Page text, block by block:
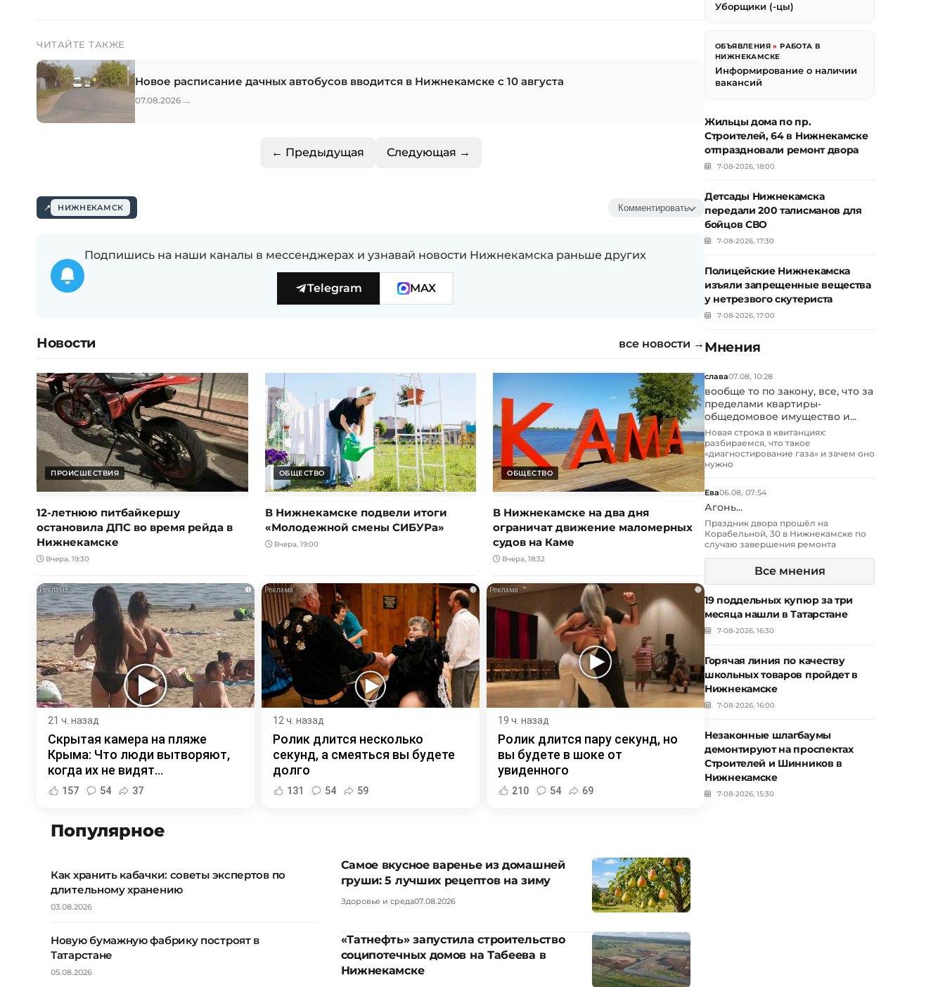
ЧИТАЙТЕ ТАКЖЕ
Новое расписание дачных автобусов вводится в Нижнекамске с 10 августа
07.08.2026 →
← Предыдущая Следующая →
НИЖНЕКАМСК Комментировать
Подпишись на наши каналы в мессенджерах и узнавай новости Нижнекамска раньше других
Telegram MAX
Новости все новости →
ПРОИСШЕСТВИЯ
12-летнюю питбайкершу
остановила ДПС во время рейда в
Нижнекамске
Вчера, 19:30
ОБЩЕСТВО
В Нижнекамске подвели итоги
«Молодежной смены СИБУРа»
Вчера, 19:00
ОБЩЕСТВО
В Нижнекамске на два дня
ограничат движение маломерных
судов на Каме
Вчера, 18:32
i
21 ч. назад
Скрытая камера на пляже
Крыма: Что люди вытворяют,
когда их не видят...
157 54 37
i
12 ч. назад
Ролик длится несколько
секунд, а смеяться вы будете
долго
131 54 59
i
19 ч. назад
Ролик длится пару секунд, но
вы будете в шоке от
увиденного
210 54 69
Популярное
Как хранить кабачки: советы экспертов по
длительному хранению
03.08.2026
Новую бумажную фабрику построят в
Татарстане
05.08.2026
Самое вкусное варенье из домашней
груши: 5 лучших рецептов на зиму
Здоровье и среда07.08.2026
«Татнефть» запустила строительство
соципотечных домов на Табеева в
Нижнекамске
Уборщики (-цы)
ОБЪЯВЛЕНИЯ »РАБОТА В
НИЖНЕКАМСКЕ
Информирование о наличии
вакансий
Жильцы дома по пр.
Строителей, 64 в Нижнекамске
отпраздновали ремонт двора
7-08-2026, 18:00
Детсады Нижнекамска
передали 200 талисманов для
бойцов СВО
7-08-2026, 17:30
Полицейские Нижнекамска
изъяли запрещенные вещества
у нетрезвого скутериста
7-08-2026, 17:00
Мнения
слава07.08, 10:28
вообще то по закону, все, что за
пределами квартиры-
общедомовое имущество и...
Новая строка в квитанциях:
разбираемся, что такое
«диагностирование газа» и зачем оно
нужно
Ева06.08, 07:54
Агонь...
Праздник двора прошёл на
Корабельной, 30 в Нижнекамске по
случаю завершения ремонта
Все мнения
19 поддельных купюр за три
месяца нашли в Татарстане
7-08-2026, 16:30
Горячая линия по качеству
школьных товаров пройдет в
Нижнекамске
7-08-2026, 16:00
Незаконные шлагбаумы
демонтируют на проспектах
Строителей и Шинников в
Нижнекамске
7-08-2026, 15:30